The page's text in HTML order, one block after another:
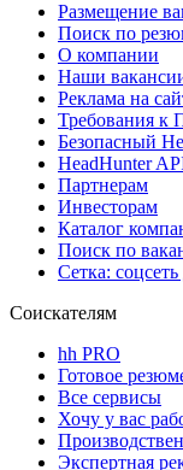
Размещение
Поиск по
О компании
Наши
Реклама на
Требования к
Безопасный
HeadHunter
Партнерам
Инвесторам
Каталог
Поиск по
Сетка:
Соискателям
hh PRO
Готовое
Все сервисы
Хочу у вас
Экспертная